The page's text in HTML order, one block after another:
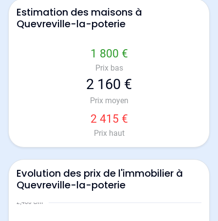
Estimation des maisons à
Quevreville-la-poterie
1 800 €
Prix bas
2 160 €
Prix moyen
2 415 €
Prix haut
Evolution des prix de l'immobilier à
Quevreville-la-poterie